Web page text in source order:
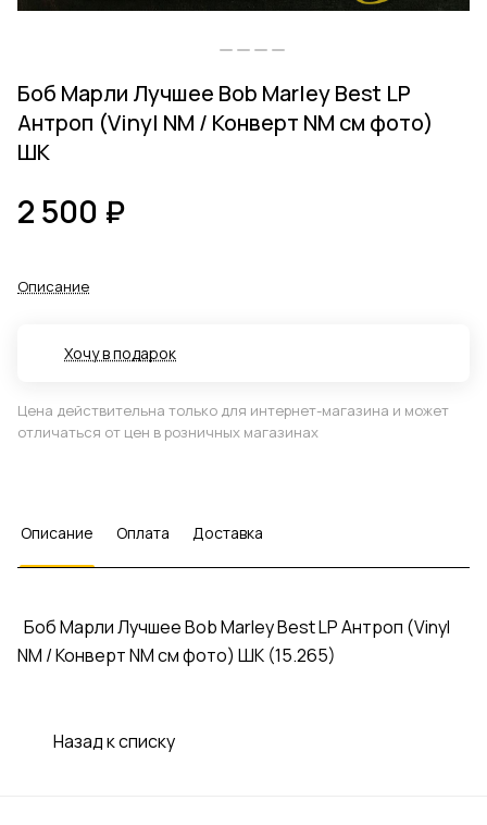
Боб Марли Лучшее Bob Marley Best LP
Антроп (Vinyl NM / Конверт NM см фото)
ШК
2 500 ₽
Описание
Хочу в подарок
Цена действительна только для интернет-магазина и может
отличаться от цен в розничных магазинах
Описание Оплата Доставка
Боб Марли Лучшее Bob Marley Best LP Антроп (Vinyl
NM / Конверт NM см фото) ШК (15.265)
Назад к списку